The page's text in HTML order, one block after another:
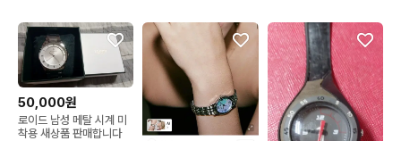
50,000원
로이드 남성 메탈 시계 미
착용 새상품 판매합니다